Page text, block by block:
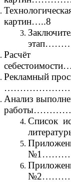
картин…..8
Расчёт
Рекламный
Анализ
Список